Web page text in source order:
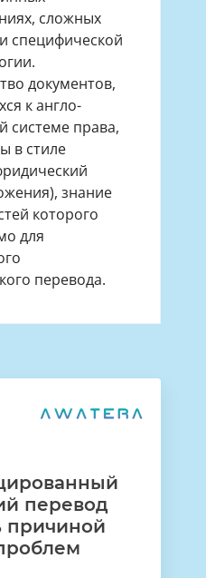
сложных
специфической
документов,
к англо-
системе права,
в стиле
знание
которого
для
перевода.
перевод
причиной